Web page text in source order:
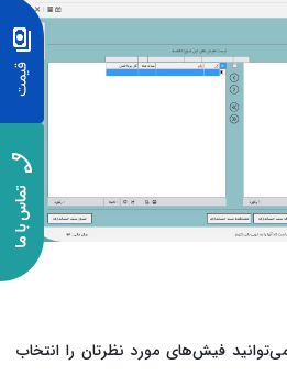
فیش‌های مورد نظرتان را انتخاب